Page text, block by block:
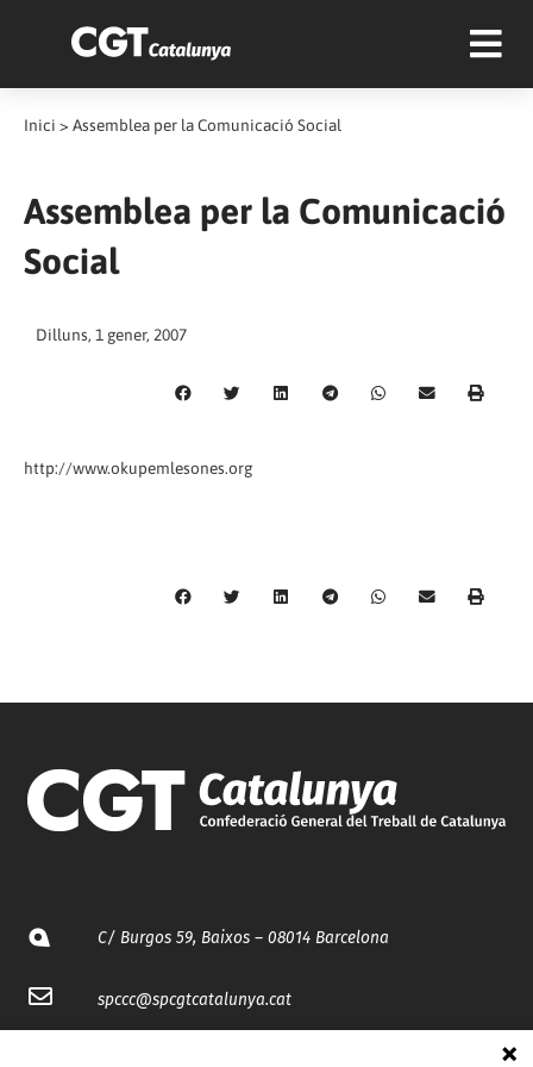
Inici > Assemblea per la Comunicació Social
Assemblea per la Comunicació
Social
Dilluns, 1 gener, 2007
http://www.okupemlesones.org
C/ Burgos 59, Baixos – 08014 Barcelona
spccc@spcgtcatalunya.cat